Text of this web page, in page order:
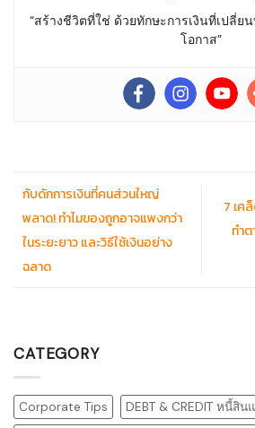
“สร้างชีวิตที่ใช่ ด้วยทักษะการเงินที่เปลี่ย
โอกาส”
กับดักการเงินที่คนส่วนใหญ่
พลาด! ทำไมของถูกอาจแพงกว่า
ในระยะยาว และวิธีใช้เงินอย่าง
ฉลาด
7 เค
ทำ
CATEGORY
Corporate Tips
DEBT & CREDIT หนี้สิน